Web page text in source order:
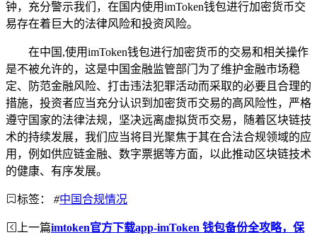
钟，充分警示我们，在国内使用imToken钱包进行加密货币交
易存在着巨大的法律风险和投资风险。
在中国,使用imToken钱包进行加密货币的交易和相关操作
是不被允许的，这是中国金融监管部门为了维护金融市场稳
定、防范金融风险、打击违法犯罪活动而采取的必要且合理的
措施，投资者应当充分认识到加密货币交易的高风险性，严格
遵守国家的法律法规，坚决远离虚拟货币交易，随着区块链技
术的持续发展，我们应当将目光聚焦于其在合法合规领域的应
用，例如供应链金融、数字票据等方面，以此推动区块链技术
的健康、有序发展。
标签： #中国合规情况
上一篇imtoken官方下载app-imToken 钱包备份全攻略，保